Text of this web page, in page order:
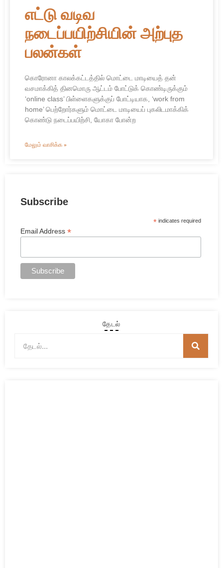
எட்டு வடிவ
நடைப்பயிற்சியின் அற்புத
பலன்கள்
கொரோனா காலக்கட்டத்தில் மொட்டை மாடியைத் தன்
வசமாக்கித் தினமொரு ஆட்டம் போட்டுக் கொண்டிருக்கும்
‘online class’ பிள்ளைகளுக்குப் போட்டியாக, ‘work from
home’ பெற்றோர்களும் மொட்டை மாடியைப் புகலிடமாக்கிக்
கொண்டு நடைப்பயிற்சி, யோகா போன்ற
மேலும் வாசிக்க »
Subscribe
*indicates required
Email Address *
தேடல்